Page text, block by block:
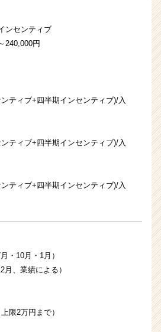
ンセンティブ
240,000円
ティブ+四半期インセンティブ)/入
ティブ+四半期インセンティブ)/入
ティブ+四半期インセンティブ)/入
・10月・1月）
、業績による）
限2万円まで）